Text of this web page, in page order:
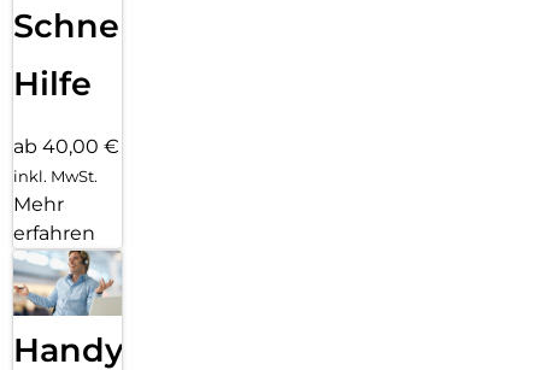
Schnelle
Hilfe
ab 40,00 €
inkl. MwSt.
Mehr
erfahren
Handy